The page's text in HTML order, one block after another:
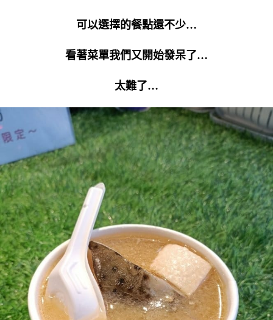
可以選擇的餐點還不少…
看著菜單我們又開始發呆了…
太難了…